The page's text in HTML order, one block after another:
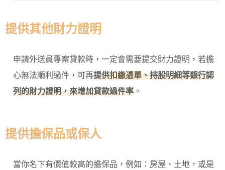
提供其他財力證明
申請外送員專案貸款時，一定會需要提交財力證明，若擔
心無法順利過件，可再提供扣繳憑單、持股明細等銀行認
列的財力證明，來增加貸款過件率 。
提供擔保品或保人
當你名下有價值較高的擔保品，例如：房屋、土地，或是